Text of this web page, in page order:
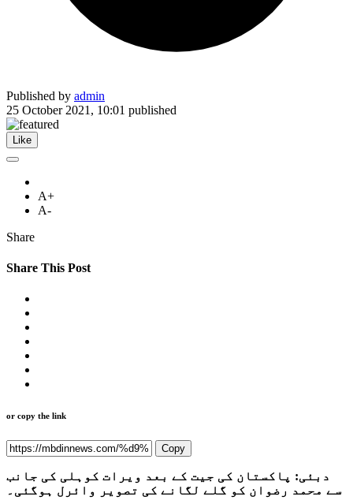
Published by admin
25 October 2021, 10:01 published
Like
A+
A-
Share
Share This Post
or copy the link
Copy
دبئی: پاکستان کی جیت کے بعد ویرات کوہلی کی جانب
سے محمد رضوان کو گلے لگانے کی تصویر وائرل ہوگئی۔